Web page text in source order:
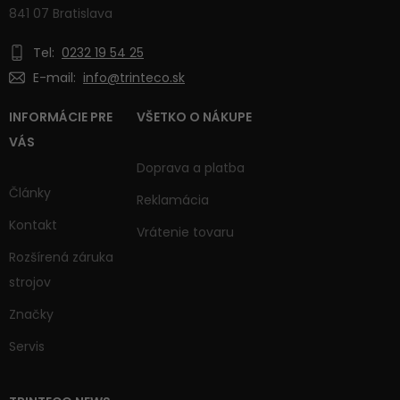
841 07 Bratislava
Tel: 0232 19 54 25
E-mail: info@trinteco.sk
INFORMÁCIE PRE
VÁS
Články
Kontakt
Rozšírená záruka
strojov
Značky
Servis
VŠETKO O NÁKUPE
Doprava a platba
Reklamácia
Vrátenie tovaru